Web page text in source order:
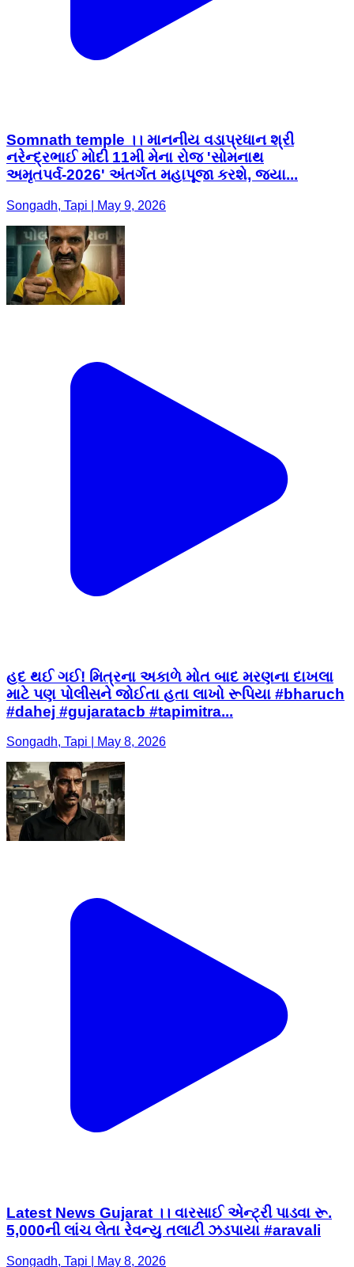
Somnath temple ।। માનનીય વડાપ્રધાન શ્રી
નરેન્દ્રભાઈ મોદી 11મી મેના રોજ 'સોમનાથ
અમૃતપર્વ-2026' અંતર્ગત મહાપૂજા કરશે, જ્યા...
Songadh, Tapi | May 9, 2026
હદ થઈ ગઈ! મિત્રના અકાળે મોત બાદ મરણના દાખલા
માટે પણ પોલીસને જોઈતા હતા લાખો રૂપિયા #bharuch
#dahej #gujaratacb #tapimitra...
Songadh, Tapi | May 8, 2026
Latest News Gujarat ।। વારસાઈ એન્ટ્રી પાડવા રૂ.
5,000ની લાંચ લેતા રેવન્યુ તલાટી ઝડપાયા #aravali
Songadh, Tapi | May 8, 2026